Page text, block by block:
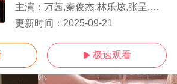
主演： 万茜,秦俊杰,林乐炫,张呈,王挺,何明翰,涂冰,王强,艾晓琪,陈思澈,周瑞,郭东文,赵芮,程梓,王子涵,张颖冰,纪晓烽,胡
更新时间： 2025-09-21
 极速观看